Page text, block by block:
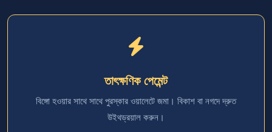
তাৎক্ষণিক পেমেন্ট
বিঙ্গো হওয়ার সাথে সাথে পুরস্কার ওয়ালেটে জমা। বিকাশ বা নগদে দ্রুত
উইথড্রয়াল করুন।